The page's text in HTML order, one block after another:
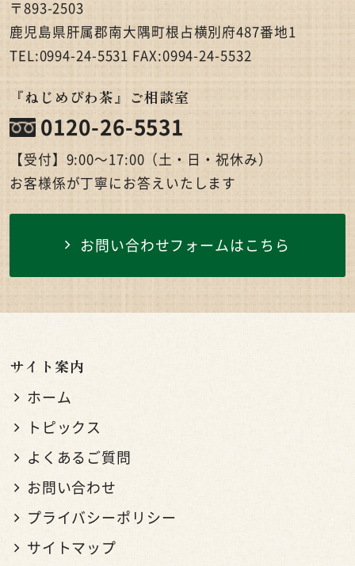
〒893-2503
鹿児島県肝属郡南大隅町根占横別府487番地1
TEL:0994-24-5531 FAX:0994-24-5532
『ねじめびわ茶』ご相談室
0120-26-5531
【受付】9:00〜17:00（土・日・祝休み）
お客様係が丁寧にお答えいたします
お問い合わせフォームはこちら
サイト案内
ホーム
トピックス
よくあるご質問
お問い合わせ
プライバシーポリシー
サイトマップ